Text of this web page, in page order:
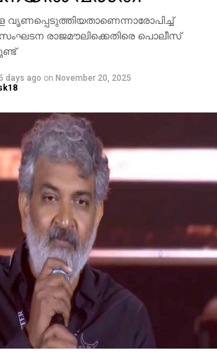
വൃണപ്പെടുത്തിയതാണെന്നാരോപിച്ച്
രാജമൗലിക്കെതിരെ പൊലീസ്
5 days ago on November 20, 2025